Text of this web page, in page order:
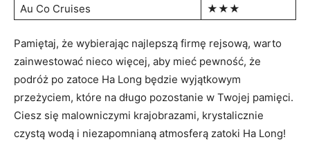
Au Co Cruises
★★★
Pamiętaj, że wybierając najlepszą firmę rejsową, warto ​
zainwestować nieco więcej, aby mieć pewność, że
podróż ‍po zatoce Ha Long będzie wyjątkowym
przeżyciem, które na ‌długo pozostanie w Twojej pamięci.
Ciesz się malowniczymi krajobrazami, krystalicznie
czystą wodą i niezapomnianą atmosferą zatoki ⁣Ha Long!